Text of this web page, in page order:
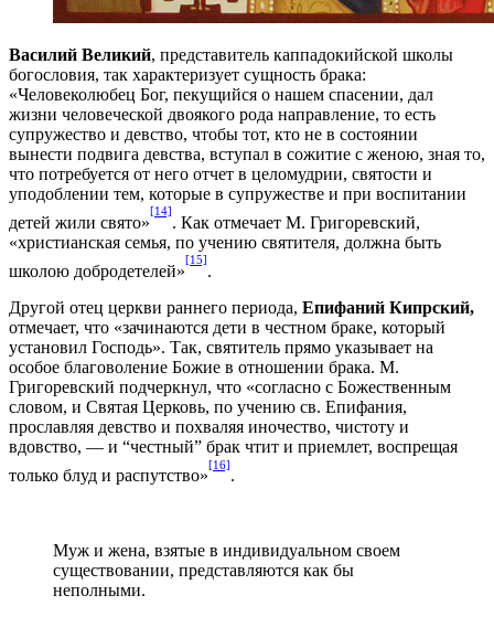
Василий Великий, представитель каппадокийской школы
богословия, так характеризует сущность брака:
«Человеколюбец Бог, пекущийся о нашем спасении, дал
жизни человеческой двоякого рода направление, то есть
супружество и девство, чтобы тот, кто не в состоянии
вынести подвига девства, вступал в сожитие с женою, зная то,
что потребуется от него отчет в целомудрии, святости и
уподоблении тем, которые в супружестве и при воспитании
детей жили свято»
[14]
. Как отмечает М. Григоревский,
«христианская семья, по учению святителя, должна быть
школою добродетелей»
[15]
Другой отец церкви раннего периода, Епифаний Кипрский,
отмечает, что «зачинаются дети в честном браке, который
установил Господь». Так, святитель прямо указывает на
особое благоволение Божие в отношении брака. М.
Григоревский подчеркнул, что «согласно с Божественным
словом, и Святая Церковь, по учению св. Епифания,
прославляя девство и похваляя иночество, чистоту и
вдовство, — и “честный” брак чтит и приемлет, воспрещая
только блуд и распутство»
[16]
.
Муж и жена, взятые в индивидуальном своем
существовании, представляются как бы
неполными.